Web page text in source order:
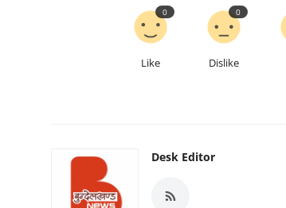
Like
0
Dislike
0
Desk Editor